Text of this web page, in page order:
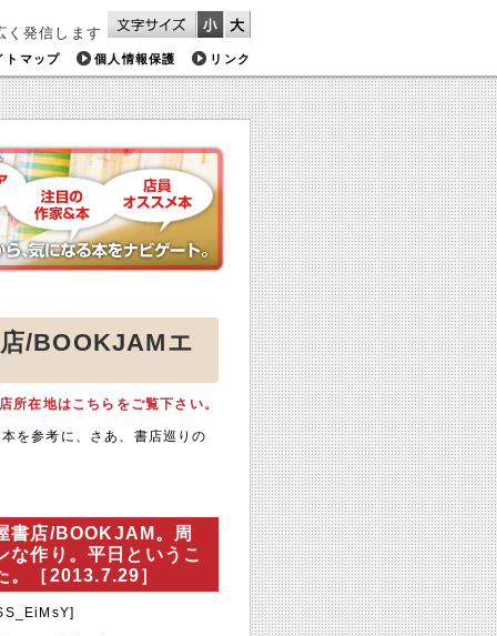
く発信します
トマップ 個人情報保護 リンク
/BOOKJAMエ
所在地はこちらをご覧下さい。
を参考に、さあ、書店巡りの
書店/BOOKJAM。周
作り。平日というこ
。［2013.7.29］